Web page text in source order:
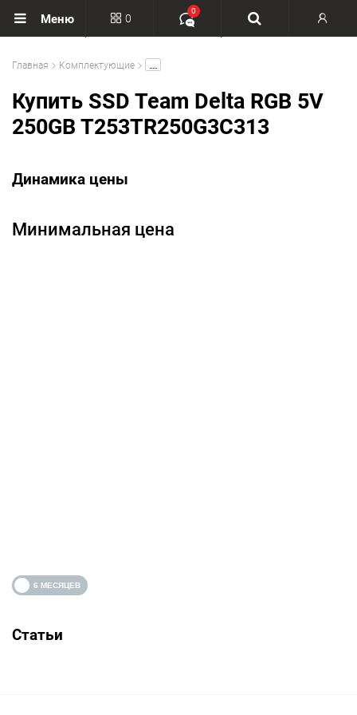
Меню 0
0
Главная Комплектующие
Купить SSD Team Delta RGB 5V
250GB T253TR250G3C313
Динамика цены
Минимальная цена
Статьи